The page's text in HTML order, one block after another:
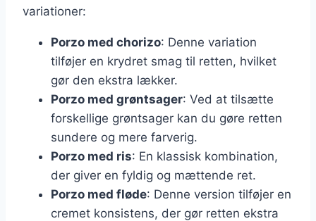
variationer:
Porzo med chorizo: Denne variation
tilføjer en krydret smag til retten, hvilket
gør den ekstra lækker.
Porzo med grøntsager: Ved at tilsætte
forskellige grøntsager kan du gøre retten
sundere og mere farverig.
Porzo med ris: En klassisk kombination,
der giver en fyldig og mættende ret.
Porzo med fløde: Denne version tilføjer en
cremet konsistens, der gør retten ekstra